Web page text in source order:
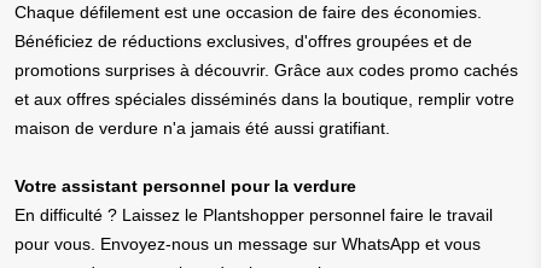
Chaque défilement est une occasion de faire des économies.
Bénéficiez de réductions exclusives, d'offres groupées et de
promotions surprises à découvrir. Grâce aux codes promo cachés
et aux offres spéciales disséminés dans la boutique, remplir votre
maison de verdure n'a jamais été aussi gratifiant.
Votre assistant personnel pour la verdure
En difficulté ? Laissez le Plantshopper personnel faire le travail
pour vous. Envoyez-nous un message sur WhatsApp et vous